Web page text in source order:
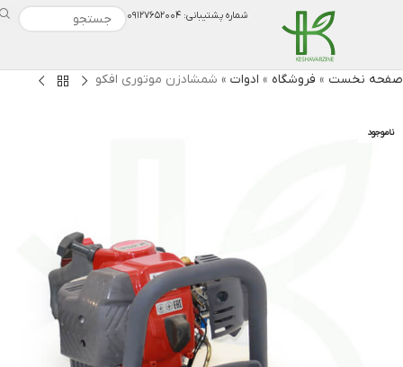
شماره پشتیبانی: ۰۹۱۲۷۶۵۲۰۰۴
صفحه نخست » فروشگاه » ادوات » شمشادزن موتوری افکو
ناموجود